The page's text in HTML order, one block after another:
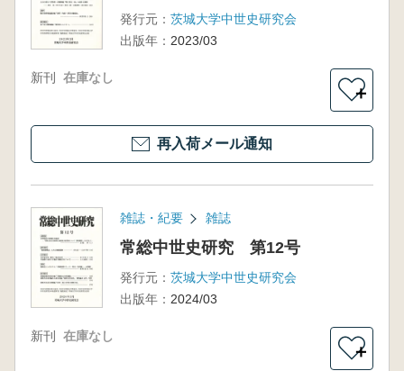
発行元： 茨城大学中世史研究会
出版年： 2023/03
新刊 在庫なし
＋
再入荷メール通知
雑誌・紀要 雑誌
常総中世史研究 第12号
発行元： 茨城大学中世史研究会
出版年： 2024/03
新刊 在庫なし
＋